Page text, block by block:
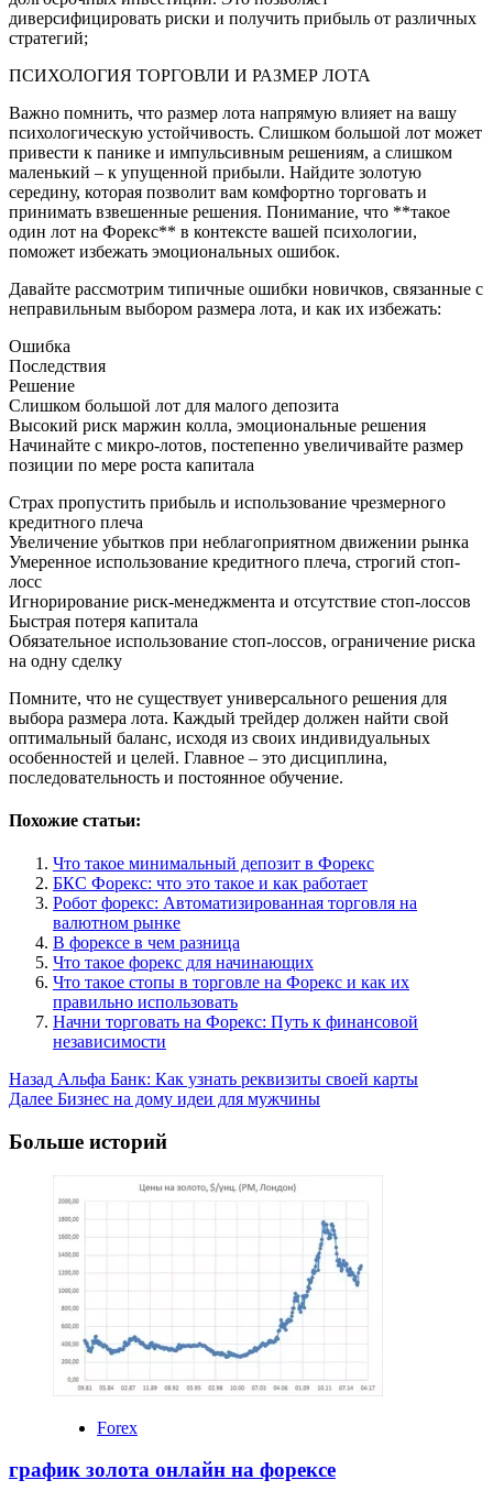
диверсифицировать риски и получить прибыль от различных
стратегий;
ПСИХОЛОГИЯ ТОРГОВЛИ И РАЗМЕР ЛОТА
Важно помнить, что размер лота напрямую влияет на вашу
психологическую устойчивость. Слишком большой лот может
привести к панике и импульсивным решениям, а слишком
маленький – к упущенной прибыли. Найдите золотую
середину, которая позволит вам комфортно торговать и
принимать взвешенные решения. Понимание, что **такое
один лот на Форекс** в контексте вашей психологии,
поможет избежать эмоциональных ошибок.
Давайте рассмотрим типичные ошибки новичков, связанные с
неправильным выбором размера лота, и как их избежать:
Ошибка
Последствия
Решение
Слишком большой лот для малого депозита
Высокий риск маржин колла, эмоциональные решения
Начинайте с микро-лотов, постепенно увеличивайте размер
позиции по мере роста капитала
Страх пропустить прибыль и использование чрезмерного
кредитного плеча
Увеличение убытков при неблагоприятном движении рынка
Умеренное использование кредитного плеча, строгий стоп-
лосс
Игнорирование риск-менеджмента и отсутствие стоп-лоссов
Быстрая потеря капитала
Обязательное использование стоп-лоссов, ограничение риска
на одну сделку
Помните, что не существует универсального решения для
выбора размера лота. Каждый трейдер должен найти свой
оптимальный баланс, исходя из своих индивидуальных
особенностей и целей. Главное – это дисциплина,
последовательность и постоянное обучение.
Похожие статьи:
Что такое минимальный депозит в Форекс
БКС Форекс: что это такое и как работает
Робот форекс: Автоматизированная торговля на
валютном рынке
В форексе в чем разница
Что такое форекс для начинающих
Что такое стопы в торговле на Форекс и как их
правильно использовать
Начни торговать на Форекс: Путь к финансовой
независимости
Post
Navigation
Назад Альфа Банк: Как узнать реквизиты своей карты
Далее Бизнес на дому идеи для мужчины
Больше историй
Forex
график золота онлайн на форексе